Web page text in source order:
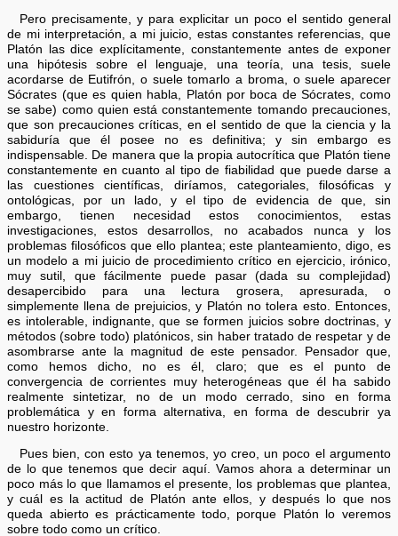
Pero precisamente, y para explicitar un poco el sentido general
de mi interpretación, a mi juicio, estas constantes referencias, que
Platón las dice explícitamente, constantemente antes de exponer
una hipótesis sobre el lenguaje, una teoría, una tesis, suele
acordarse de Eutifrón, o suele tomarlo a broma, o suele aparecer
Sócrates (que es quien habla, Platón por boca de Sócrates, como
se sabe) como quien está constantemente tomando precauciones,
que son precauciones críticas, en el sentido de que la ciencia y la
sabiduría que él posee no es definitiva; y sin embargo es
indispensable. De manera que la propia autocrítica que Platón tiene
constantemente en cuanto al tipo de fiabilidad que puede darse a
las cuestiones científicas, diríamos, categoriales, filosóficas y
ontológicas, por un lado, y el tipo de evidencia de que, sin
embargo, tienen necesidad estos conocimientos, estas
investigaciones, estos desarrollos, no acabados nunca y los
problemas filosóficos que ello plantea; este planteamiento, digo, es
un modelo a mi juicio de procedimiento crítico en ejercicio, irónico,
muy sutil, que fácilmente puede pasar (dada su complejidad)
desapercibido para una lectura grosera, apresurada, o
simplemente llena de prejuicios, y Platón no tolera esto. Entonces,
es intolerable, indignante, que se formen juicios sobre doctrinas, y
métodos (sobre todo) platónicos, sin haber tratado de respetar y de
asombrarse ante la magnitud de este pensador. Pensador que,
como hemos dicho, no es él, claro; que es el punto de
convergencia de corrientes muy heterogéneas que él ha sabido
realmente sintetizar, no de un modo cerrado, sino en forma
problemática y en forma alternativa, en forma de descubrir ya
nuestro horizonte.
Pues bien, con esto ya tenemos, yo creo, un poco el argumento
de lo que tenemos que decir aquí. Vamos ahora a determinar un
poco más lo que llamamos el presente, los problemas que plantea,
y cuál es la actitud de Platón ante ellos, y después lo que nos
queda abierto es prácticamente todo, porque Platón lo veremos
sobre todo como un crítico.